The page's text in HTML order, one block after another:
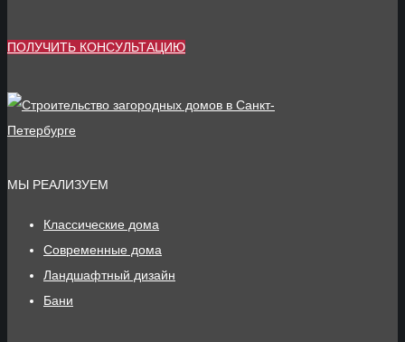
ПОЛУЧИТЬ КОНСУЛЬТАЦИЮ
МЫ РЕАЛИЗУЕМ
Классические дома
Современные дома
Ландшафтный дизайн
Бани